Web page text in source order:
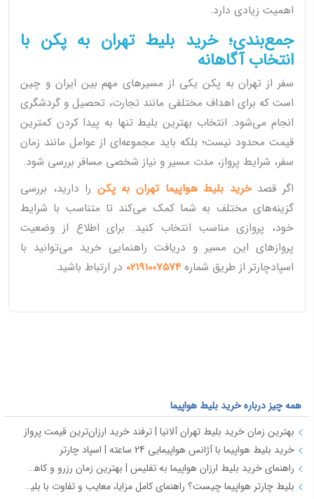
اهمیت زیادی دارد.
جمع‌بندی؛ خرید بلیط تهران به پکن با
انتخاب آگاهانه
سفر از تهران به پکن یکی از مسیرهای مهم بین ایران و چین
است که برای اهداف مختلفی مانند تجارت، تحصیل و گردشگری
انجام می‌شود. انتخاب بهترین بلیط تنها به پیدا کردن کمترین
قیمت محدود نیست؛ بلکه باید مجموعه‌ای از عوامل مانند زمان
سفر، شرایط پرواز، مدت مسیر و نیاز شخصی مسافر بررسی شود.
اگر قصدخرید بلیط هواپیما تهران به پکن را دارید، بررسی
گزینه‌های مختلف به شما کمک می‌کند تا متناسب با شرایط
خود، پروازی مناسب انتخاب کنید. برای اطلاع از وضعیت
پروازهای این مسیر و دریافت راهنمایی خرید می‌توانید با
اسپادچارتر از طریق شماره 02191007574 در ارتباط باشید.
همه چیز درباره خرید بلیط هواپیما
بهترین زمان خرید بلیط تهران آلانیا | ترفند خرید ارزان‌ترین قیمت پرواز
خرید بلیط هواپیما با آژانس هواپیمایی 24 ساعته | اسپاد چارتر
راهنمای خرید بلیط ارزان هواپیما به تفلیس | بهترین زمان رزرو و کاهش هزینه سفر
بلیط چارتر هواپیما چیست؟ راهنمای کامل مزایا، معایب و تفاوت با بلیط سیستمی